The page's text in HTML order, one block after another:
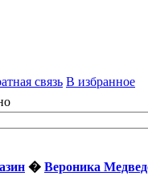
связь В избранное
� Вероника